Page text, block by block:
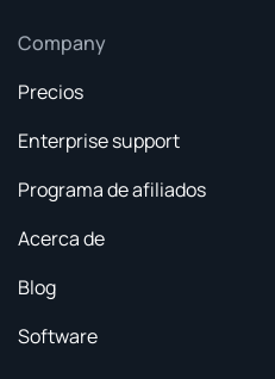
Company
Precios
Enterprise support
Programa de afiliados
Acerca de
Blog
Software